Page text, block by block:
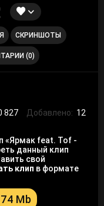
СКРИНШОТЫ
(0)
827 Добавлено: 12
«Ярмак feat. Tof -
данный клип
свой
клип в формате
Mb